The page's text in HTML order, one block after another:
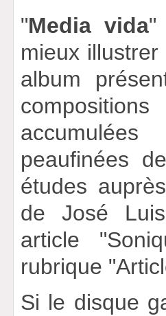
"Media vida"
mieux illustrer
album
peaufinées
études
de José
article
rubrique
Si le disque